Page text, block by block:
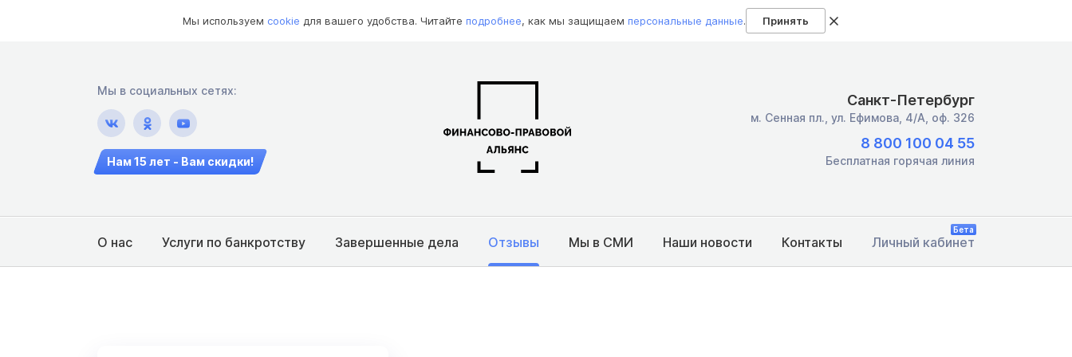
Мы используем cookie для вашего удобства. Читайте подробнее, как мы защищаем персональные данные. Принять
Мы в социальных сетях:
Нам 15 лет - Вам скидки!
Санкт-Петербург
м. Сенная пл., ул. Ефимова, 4/А, оф. 326
8 800 100 04 55
Бесплатная горячая линия
О нас Услуги по банкротству Завершенные дела Отзывы Мы в СМИ Наши новости Контакты Личный кабинет
Бета